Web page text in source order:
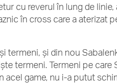
cu reverul în lung de
în cross care a aterizat
termeni, și din nou
termeni. Termeni pe care
acel game, nu i-a putut